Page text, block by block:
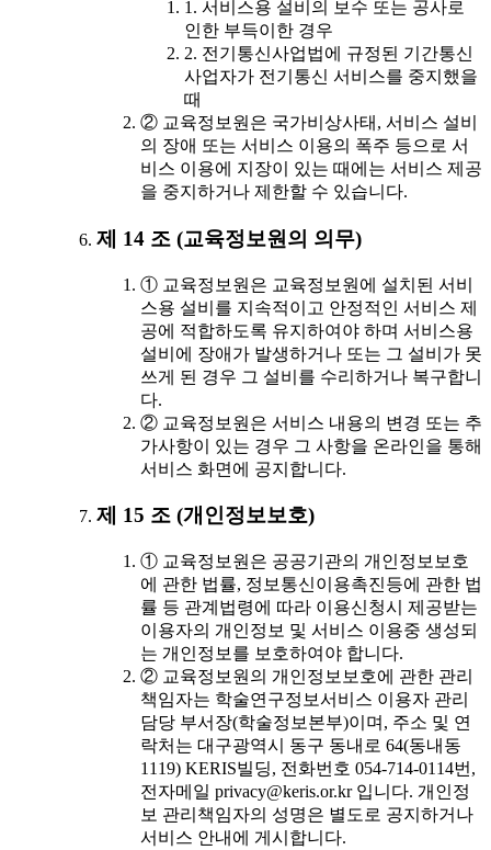
1. 서비스용 설비의 보수 또는 공사로
인한 부득이한 경우
2. 전기통신사업법에 규정된 기간통신
사업자가 전기통신 서비스를 중지했을
때
② 교육정보원은 국가비상사태, 서비스 설비
의 장애 또는 서비스 이용의 폭주 등으로 서
비스 이용에 지장이 있는 때에는 서비스 제공
을 중지하거나 제한할 수 있습니다.
제 14 조 (교육정보원의 의무)
① 교육정보원은 교육정보원에 설치된 서비
스용 설비를 지속적이고 안정적인 서비스 제
공에 적합하도록 유지하여야 하며 서비스용
설비에 장애가 발생하거나 또는 그 설비가 못
쓰게 된 경우 그 설비를 수리하거나 복구합니
다.
② 교육정보원은 서비스 내용의 변경 또는 추
가사항이 있는 경우 그 사항을 온라인을 통해
서비스 화면에 공지합니다.
제 15 조 (개인정보보호)
① 교육정보원은 공공기관의 개인정보보호
에 관한 법률, 정보통신이용촉진등에 관한 법
률 등 관계법령에 따라 이용신청시 제공받는
이용자의 개인정보 및 서비스 이용중 생성되
는 개인정보를 보호하여야 합니다.
② 교육정보원의 개인정보보호에 관한 관리
책임자는 학술연구정보서비스 이용자 관리
담당 부서장(학술정보본부)이며, 주소 및 연
락처는 대구광역시 동구 동내로 64(동내동
1119) KERIS빌딩, 전화번호 054-714-0114번,
전자메일 privacy@keris.or.kr 입니다. 개인정
보 관리책임자의 성명은 별도로 공지하거나
서비스 안내에 게시합니다.